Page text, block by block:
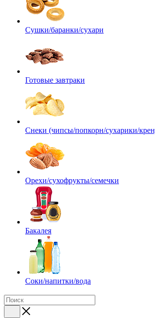
Сушки/баранки/сухари
Готовые завтраки
Снеки (чипсы/попкорн/сухарики/
Орехи/сухофрукты/семечки
Бакалея
Соки/напитки/вода